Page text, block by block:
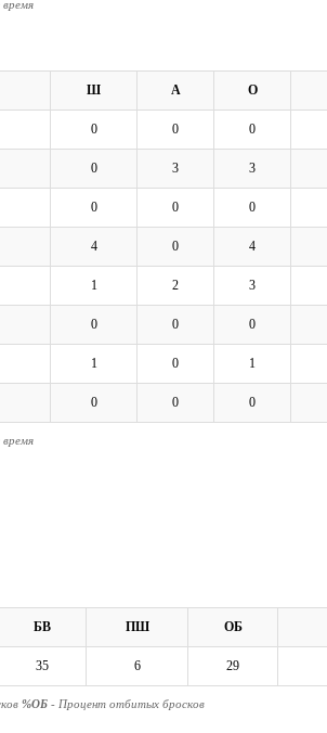
Ш А О
0 0 0
0 3 3
0 0 0
4 0 4
1 2 3
0 0 0
1 0 1
0 0 0
БВ ПШ ОБ
35 6 29
%ОБ - Процент отбитых бросков